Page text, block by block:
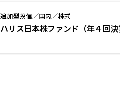
追加型投信／国内／株式
ハリス日本株ファンド（年４回